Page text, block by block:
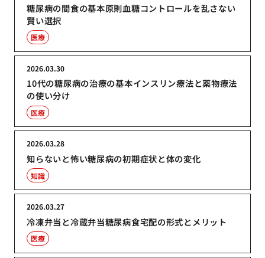
糖尿病の間食の基本原則血糖コントロールを乱さない
賢い選択
医療
10代の糖尿病の治療の基本インスリン療法と薬物療法
の使い分け
2026.03.30
医療
知らないと怖い糖尿病の初期症状と体の変化
2026.03.28
知識
冷凍弁当と冷蔵弁当糖尿病食宅配の形式とメリット
2026.03.27
医療